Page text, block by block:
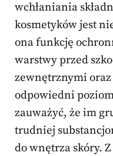
wchłaniania
kosmetyków jest
ona funkcję
warstwy przed
zewnętrznymi
odpowiedni
zauważyć, że im
trudniej
do wnętrza skóry.